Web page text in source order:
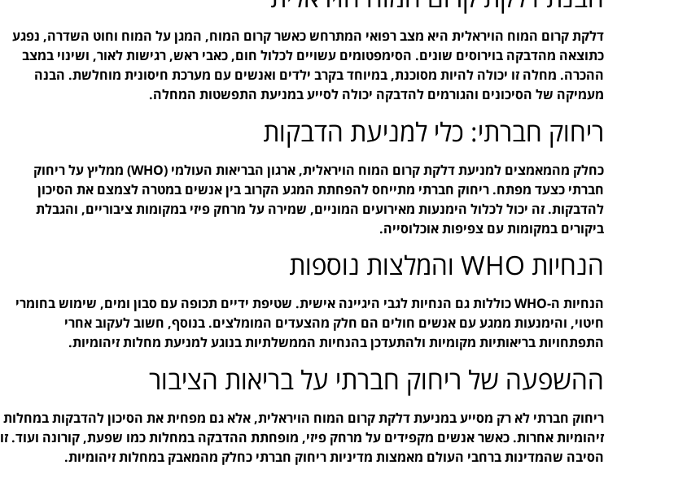
דלקת קרום המוח הויראלית היא מצב רפואי המתרחש כאשר קרום המוח, המגן על המוח וחוט השדרה, נפגע
כתוצאה מהדבקה בוירוסים שונים. הסימפטומים עשויים לכלול חום, כאבי ראש, רגישות לאור, ושינוי במצב
ההכרה. מחלה זו יכולה להיות מסוכנת, במיוחד בקרב ילדים ואנשים עם מערכת חיסונית מוחלשת. הבנה
מעמיקה של הסיכונים והגורמים להדבקה יכולה לסייע במניעת התפשטות המחלה.
ריחוק חברתי: כלי למניעת הדבקות
כחלק מהמאמצים למניעת דלקת קרום המוח הויראלית, ארגון הבריאות העולמי (WHO) ממליץ על ריחוק
חברתי כצעד מפתח. ריחוק חברתי מתייחס להפחתת המגע הקרוב בין אנשים במטרה לצמצם את הסיכון
להדבקות. זה יכול לכלול הימנעות מאירועים המוניים, שמירה על מרחק פיזי במקומות ציבוריים, והגבלת
ביקורים במקומות עם צפיפות אוכלוסייה.
הנחיות WHO והמלצות נוספות
הנחיות ה-WHO כוללות גם הנחיות לגבי היגיינה אישית. שטיפת ידיים תכופה עם סבון ומים, שימוש בחומרי
חיטוי, והימנעות ממגע עם אנשים חולים הם חלק מהצעדים המומלצים. בנוסף, חשוב לעקוב אחרי
התפתחויות בריאותיות מקומיות ולהתעדכן בהנחיות הממשלתיות בנוגע למניעת מחלות זיהומיות.
ההשפעה של ריחוק חברתי על בריאות הציבור
ריחוק חברתי לא רק מסייע במניעת דלקת קרום המוח הויראלית, אלא גם מפחית את הסיכון להדבקות במחלות
זיהומיות אחרות. כאשר אנשים מקפידים על מרחק פיזי, מופחתת ההדבקה במחלות כמו שפעת, קורונה ועוד. זו
הסיבה שהמדינות ברחבי העולם מאמצות מדיניות ריחוק חברתי כחלק מהמאבק במחלות זיהומיות.